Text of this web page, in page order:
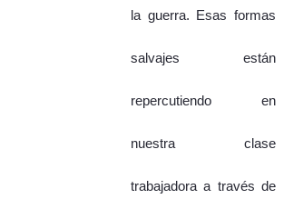
la guerra. Esas formas
salvajes están
repercutiendo en
nuestra clase
trabajadora a través de